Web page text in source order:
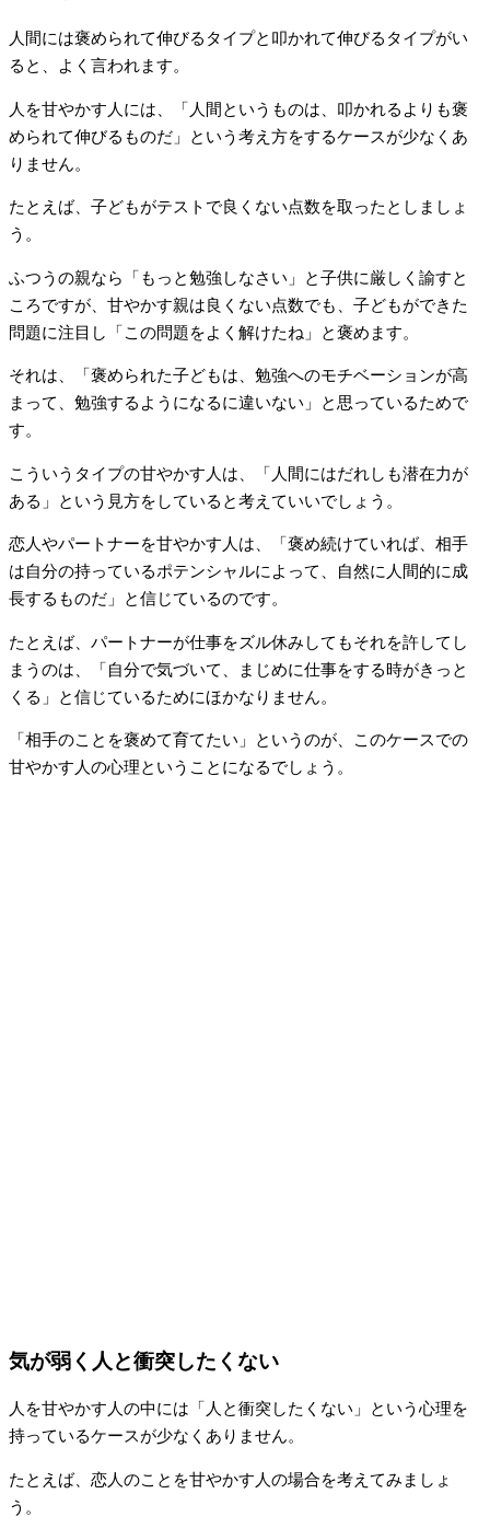
人間には褒められて伸びるタイプと叩かれて伸びるタイプがい
ると、よく言われます。
人を甘やかす人には、「人間というものは、叩かれるよりも褒
められて伸びるものだ」という考え方をするケースが少なくあ
りません。
たとえば、子どもがテストで良くない点数を取ったとしましょ
う。
ふつうの親なら「もっと勉強しなさい」と子供に厳しく諭すと
ころですが、甘やかす親は良くない点数でも、子どもができた
問題に注目し「この問題をよく解けたね」と褒めます。
それは、「褒められた子どもは、勉強へのモチベーションが高
まって、勉強するようになるに違いない」と思っているためで
す。
こういうタイプの甘やかす人は、「人間にはだれしも潜在力が
ある」という見方をしていると考えていいでしょう。
恋人やパートナーを甘やかす人は、「褒め続けていれば、相手
は自分の持っているポテンシャルによって、自然に人間的に成
長するものだ」と信じているのです。
たとえば、パートナーが仕事をズル休みしてもそれを許してし
まうのは、「自分で気づいて、まじめに仕事をする時がきっと
くる」と信じているためにほかなりません。
「相手のことを褒めて育てたい」というのが、このケースでの
甘やかす人の心理ということになるでしょう。
気が弱く人と衝突したくない
人を甘やかす人の中には「人と衝突したくない」という心理を
持っているケースが少なくありません。
たとえば、恋人のことを甘やかす人の場合を考えてみましょ
う。